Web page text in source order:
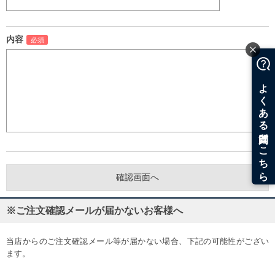
内容
※ご注文確認メールが届かないお客様へ
当店からのご注文確認メール等が届かない場合、下記の可能性がござい
ます。